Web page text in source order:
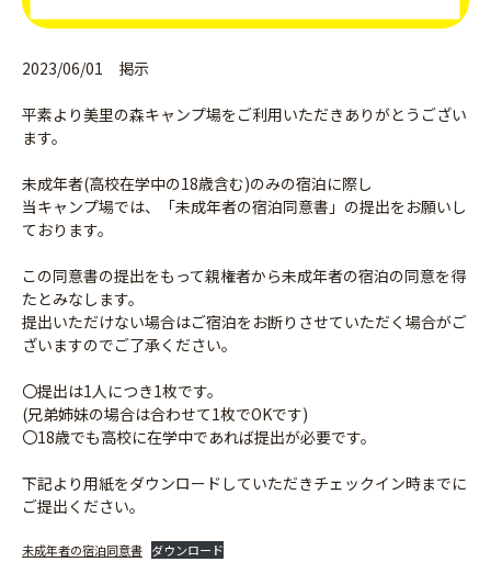
2023/06/01 掲示
平素より美里の森キャンプ場をご利用いただきありがとうござい
ます。
未成年者(高校在学中の18歳含む)のみの宿泊に際し
当キャンプ場では、「未成年者の宿泊同意書」の提出をお願いし
ております。
この同意書の提出をもって親権者から未成年者の宿泊の同意を得
たとみなします。
提出いただけない場合はご宿泊をお断りさせていただく場合がご
ざいますのでご了承ください。
〇提出は1人につき1枚です。
(兄弟姉妹の場合は合わせて1枚でOKです)
〇18歳でも高校に在学中であれば提出が必要です。
下記より用紙をダウンロードしていただきチェックイン時までに
ご提出ください。
未成年者の宿泊同意書 ダウンロード